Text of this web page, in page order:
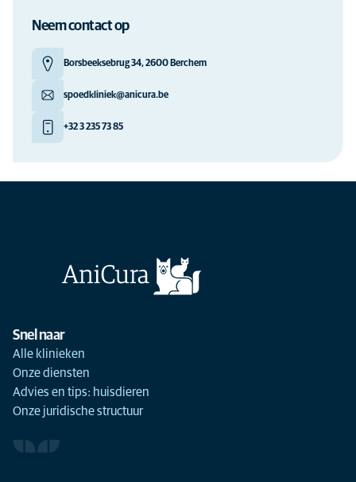
Neem contact op
Borsbeeksebrug 34, 2600 Berchem
spoedkliniek@anicura.be
+32 3 235 73 85
Snel naar
Alle klinieken
Onze diensten
Advies en tips: huisdieren
Onze juridische structuur